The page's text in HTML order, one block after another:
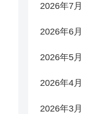
2026年7月
2026年6月
2026年5月
2026年4月
2026年3月